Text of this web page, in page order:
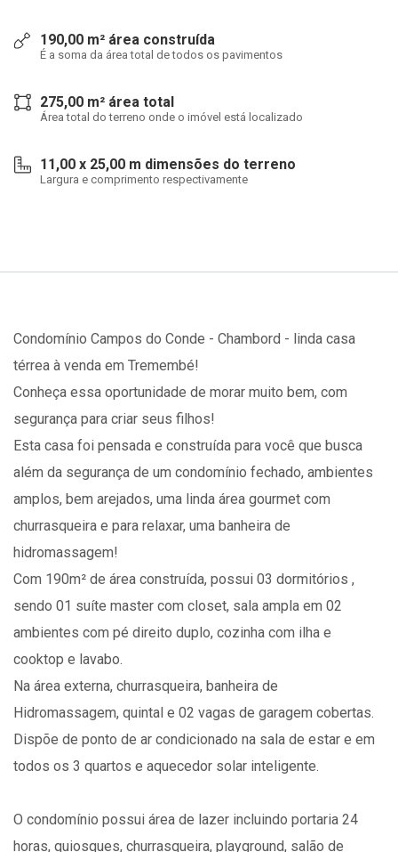
190,00 m² área construída
É a soma da área total de todos os pavimentos
275,00 m² área total
Área total do terreno onde o imóvel está localizado
11,00 x 25,00 m dimensões do terreno
Largura e comprimento respectivamente
Condomínio Campos do Conde - Chambord - linda casa
térrea à venda em Tremembé!
Conheça essa oportunidade de morar muito bem, com
segurança para criar seus filhos!
Esta casa foi pensada e construída para você que busca
além da segurança de um condomínio fechado, ambientes
amplos, bem arejados, uma linda área gourmet com
churrasqueira e para relaxar, uma banheira de
hidromassagem!
Com 190m² de área construída, possui 03 dormitórios ,
sendo 01 suíte master com closet, sala ampla em 02
ambientes com pé direito duplo, cozinha com ilha e
cooktop e lavabo.
Na área externa, churrasqueira, banheira de
Hidromassagem, quintal e 02 vagas de garagem cobertas.
Dispõe de ponto de ar condicionado na sala de estar e em
todos os 3 quartos e aquecedor solar inteligente.
O condomínio possui área de lazer incluindo portaria 24
horas, quiosques, churrasqueira, playground, salão de